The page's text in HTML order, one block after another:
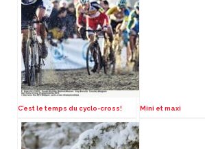
C’est le temps du cyclo-cross! Mini et maxi